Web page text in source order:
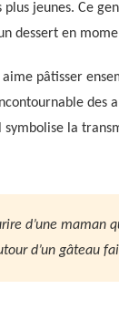
jeunes. Ce
dessert en
aime pâtisser
des
la
d’une maman
d’un gâteau